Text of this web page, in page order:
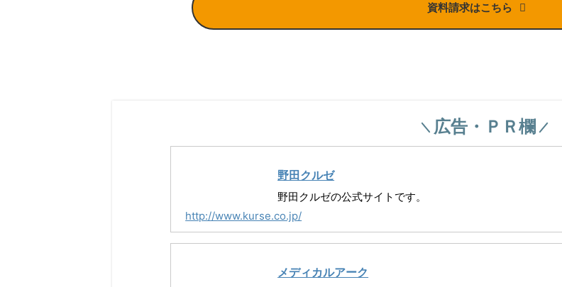
資料請求はこちら
広告・ＰＲ欄
野田クルゼ
野田クルゼの公式サイトです。
http://www.kurse.co.jp/
メディカルアーク